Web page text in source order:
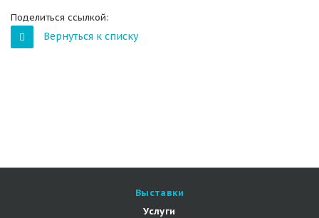
Поделиться ссылкой:
Вернуться к списку
Выставки
Услуги